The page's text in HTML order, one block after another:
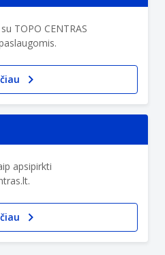
TOPO CENTRAS
apsipirkti